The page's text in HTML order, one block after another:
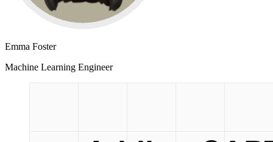
Emma Foster
Machine Learning Engineer